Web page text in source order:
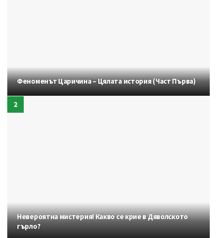
Феноменът Царичина – Цялата история (Част Първа)
Невероятна мистерия! Какво се крие в Дяволското
гърло?